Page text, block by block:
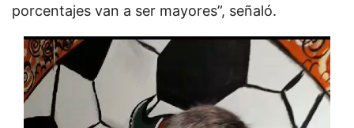
porcentajes van a ser mayores”, señaló.